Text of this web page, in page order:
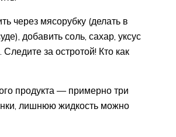
через мясорубку (делать в
добавить соль, сахар, уксус
за остротой! Кто как
продукта — примерно три
лишнюю жидкость можно